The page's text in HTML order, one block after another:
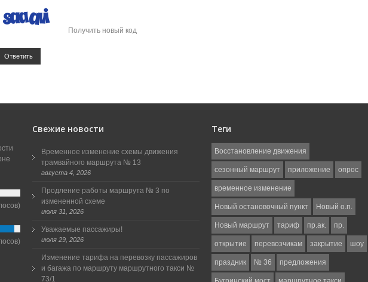
Получить новый код
Ответить
Свежие новости
Временное изменение схемы движения
трамвайного маршрута № 13
августа 4, 2026
Продление работы маршрута № 3 по
измененной схеме
июля 31, 2026
Уважаемые пассажиры!
июля 29, 2026
Изменение тарифа на перевозку пассажиров
и багажа по маршруту маршрутного такси №
73/1
Теги
Восстановление движения
сезонный маршрут приложение опрос
временное изменение
Новый остановочный пункт Новый о.п.
Новый маршрут тариф пр.ак. пр.
открытие перевозчикам закрытие шоу
праздник № 36 предложения